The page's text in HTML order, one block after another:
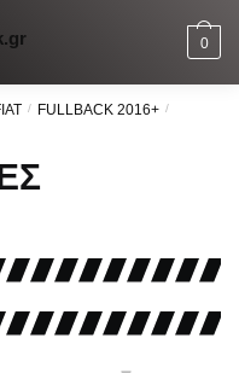
0
/ FULLBACK 2016+ /